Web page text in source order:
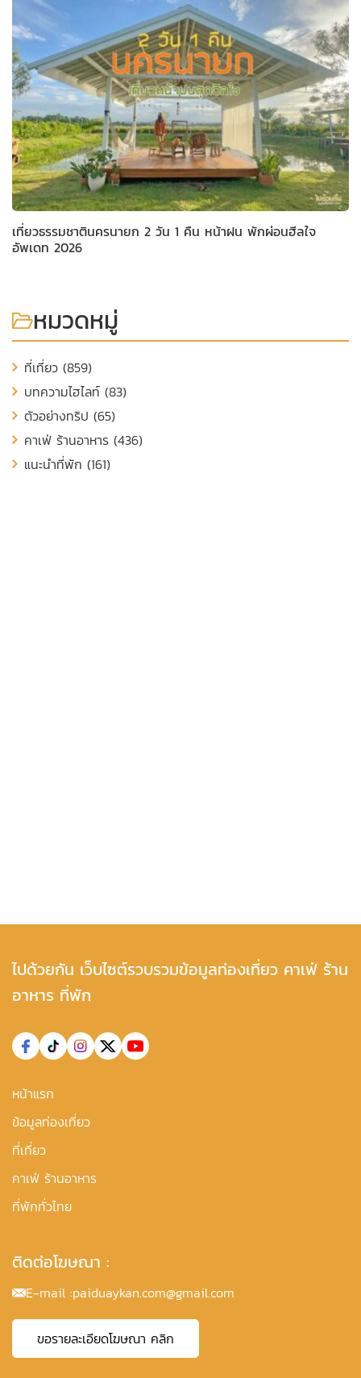
เที่ยวธรรมชาตินครนายก 2 วัน 1 คืน หน้าฝน พักผ่อนฮีลใจ
อัพเดท 2026
หมวดหมู่
ที่เที่ยว (859)
บทความไฮไลท์ (83)
ตัวอย่างทริป (65)
คาเฟ่ ร้านอาหาร (436)
แนะนำที่พัก (161)
ไปด้วยกัน เว็บไซต์รวบรวมข้อมูลท่องเที่ยว คาเฟ่ ร้าน
อาหาร ที่พัก
หน้าแรก
ข้อมูลท่องเที่ยว
ที่เที่ยว
คาเฟ่ ร้านอาหาร
ที่พักทั่วไทย
ติดต่อโฆษณา :
E-mail :paiduaykan.com@gmail.com
ขอรายละเอียดโฆษณา คลิก